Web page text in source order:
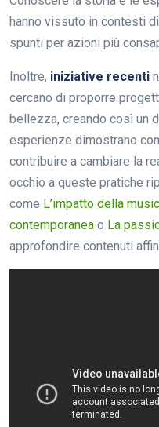
hanno vissuto in contesti
spunti per azioni più
Inoltre, iniziative recenti
cercano di proporre
bellezza, creando così un
esperienze dimostrano
contribuire a cambiare la
occhio a queste pratiche
come L’impatto della
contemporanea o La
approfondire contenuti